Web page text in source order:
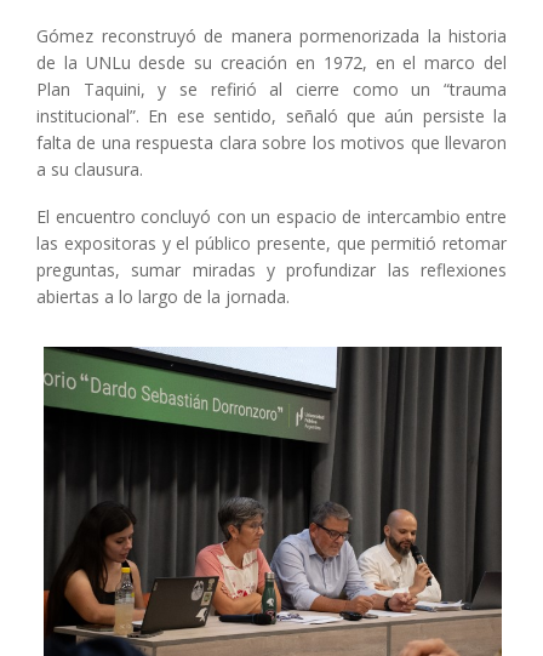
Gómez reconstruyó de manera pormenorizada la historia
de la UNLu desde su creación en 1972, en el marco del
Plan Taquini, y se refirió al cierre como un “trauma
institucional”. En ese sentido, señaló que aún persiste la
falta de una respuesta clara sobre los motivos que llevaron
a su clausura.
El encuentro concluyó con un espacio de intercambio entre
las expositoras y el público presente, que permitió retomar
preguntas, sumar miradas y profundizar las reflexiones
abiertas a lo largo de la jornada.